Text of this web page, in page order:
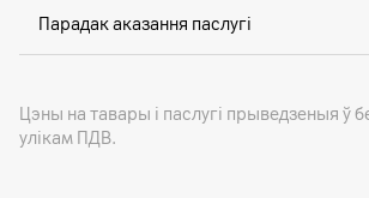
Парадак аказання паслугі
Цэны на тавары i паслугі прыведзеныя ў
улікам ПДВ.